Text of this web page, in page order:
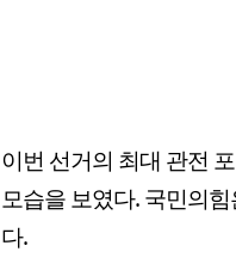
이번 선거의 최대 관전
모습을 보였다. 국민의
다.